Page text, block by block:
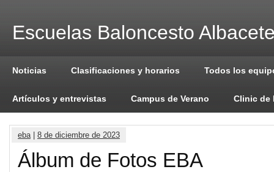
Escuelas Baloncesto
Noticias Clasificaciones y horarios Todos los
Artículos y entrevistas Campus de Verano Clinic de
eba| 8 de diciembre de 2023
Álbum de Fotos EBA